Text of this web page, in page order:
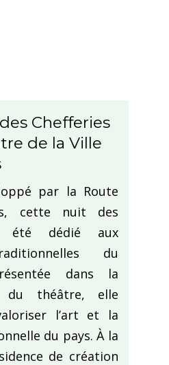
Chefferies
de la Ville
par la Route
cette nuit des
été dédié aux
du
dans la
du théâtre, elle
l’art et la
du pays. À la
de création